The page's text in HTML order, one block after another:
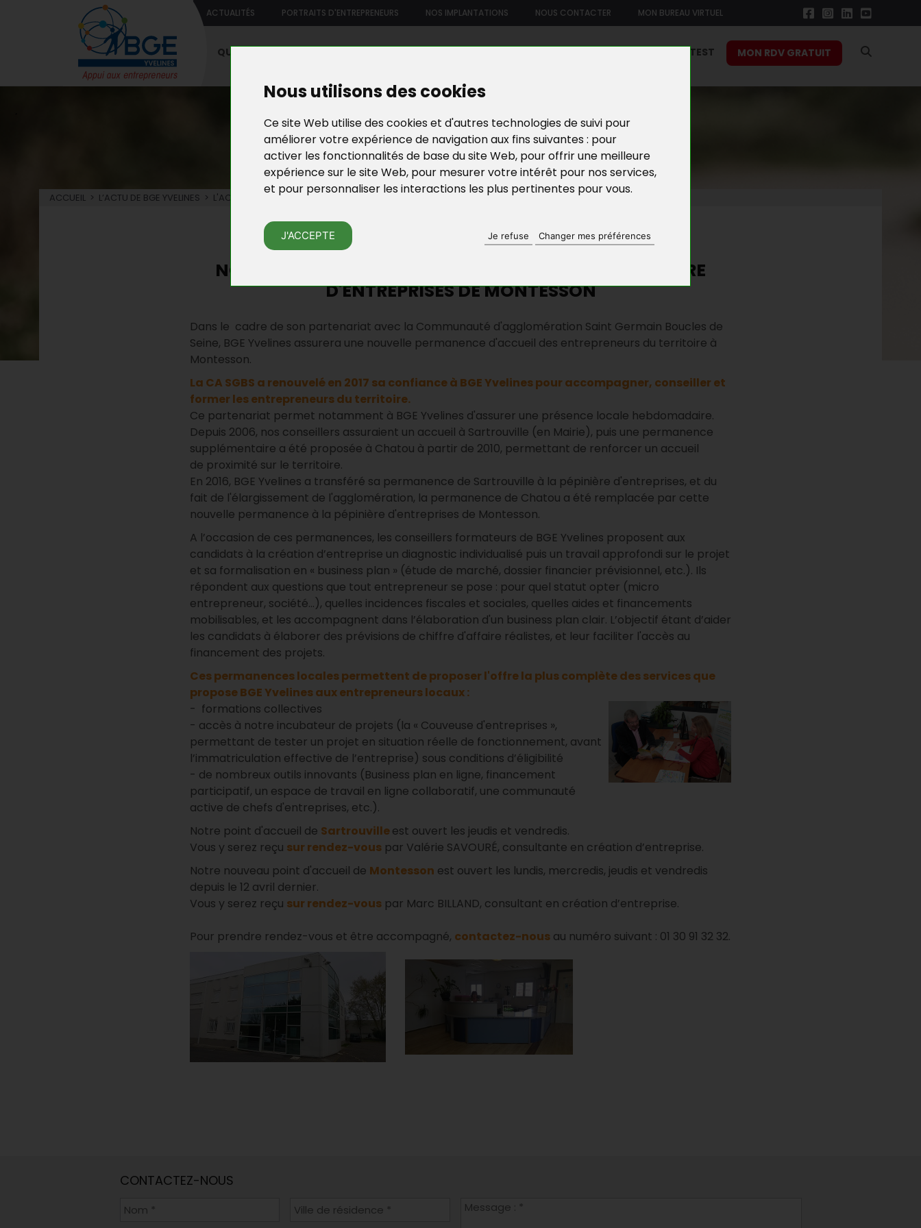
Nous utilisons des cookies
Ce site Web utilise des cookies et d'autres technologies de suivi pour
améliorer votre expérience de navigation aux fins suivantes : pour
activer les fonctionnalités de base du site Web, pour offrir une meilleure
expérience sur le site Web, pour mesurer votre intérêt pour nos services,
et pour personnaliser les interactions les plus pertinentes pour vous.
J'ACCEPTE Je refuse Changer mes préférences
ACTUALITÉS PORTRAITS D'ENTREPRENEURS NOS IMPLANTATIONS NOUS CONTACTER MON BUREAU VIRTUEL
QUI SOMMES-NOUS FONCTION TEST MON RDV GRATUIT
ACCUEIL > L’ACTU DE BGE YVELINES > L'ACTU DE LA CRÉATION D’ENTREPRISES EN YVELINES
L’ACTU DE BGE YVELINES
NOUVELLE PERMANENCE DE BGE YVELINES À LA PÉPINIÈRE
D'ENTREPRISES DE MONTESSON
Dans le cadre de son partenariat avec la Communauté d'agglomération Saint Germain Boucles de
Seine, BGE Yvelines assurera une nouvelle permanence d'accueil des entrepreneurs du territoire à
Montesson.
La CA SGBS a renouvelé en 2017 sa confiance à BGE Yvelines pour accompagner, conseiller et
former les entrepreneurs du territoire.
Ce partenariat permet notamment à BGE Yvelines d'assurer une présence locale hebdomadaire.
Depuis 2006, nos conseillers assuraient un accueil à Sartrouville (en Mairie), puis une permanence
supplémentaire a été proposée à Chatou à partir de 2010, permettant de renforcer un accueil
de proximité sur le territoire.
En 2016, BGE Yvelines a transféré sa permanence de Sartrouville à la pépinière d'entreprises, et du
fait de l'élargissement de l'agglomération, la permanence de Chatou a été remplacée par cette
nouvelle permanence à la pépinière d'entreprises de Montesson.
A l’occasion de ces permanences, les conseillers formateurs de BGE Yvelines proposent aux
candidats à la création d’entreprise un diagnostic individualisé puis un travail approfondi sur le projet
et sa formalisation en « business plan » (étude de marché, dossier financier prévisionnel, etc.). Ils
répondent aux questions que tout entrepreneur se pose : pour quel statut opter (micro
entrepreneur, société...), quelles incidences fiscales et sociales, quelles aides et financements
mobilisables, et les accompagnent dans l’élaboration d'un business plan clair. L’objectif étant d’aider
les candidats à élaborer des prévisions de chiffre d'affaire réalistes, et leur faciliter l'accès au
financement des projets.
Ces permanences locales permettent de proposer l'offre la plus complète des services que
propose BGE Yvelines aux entrepreneurs locaux :
- formations collectives
- accès à notre incubateur de projets (la « Couveuse d'entreprises »,
permettant de tester un projet en situation réelle de fonctionnement, avant
l’immatriculation effective de l’entreprise) sous conditions d’éligibilité
- de nombreux outils innovants (Business plan en ligne, financement
participatif, un espace de travail en ligne collaboratif, une communauté
active de chefs d'entreprises, etc.).
Notre point d'accueil de Sartrouvilleest ouvert les jeudis et vendredis.
Vous y serez reçu sur rendez-vous par Valérie SAVOURÉ, consultante en création d’entreprise.
Notre nouveau point d'accueil de Montesson est ouvert les lundis, mercredis, jeudis et vendredis
depuis le 12 avril dernier.
Vous y serez reçu sur rendez-vous par Marc BILLAND, consultant en création d’entreprise.
Pour prendre rendez-vous et être accompagné, contactez-nous au numéro suivant : 01 30 91 32 32.
CONTACTEZ-NOUS